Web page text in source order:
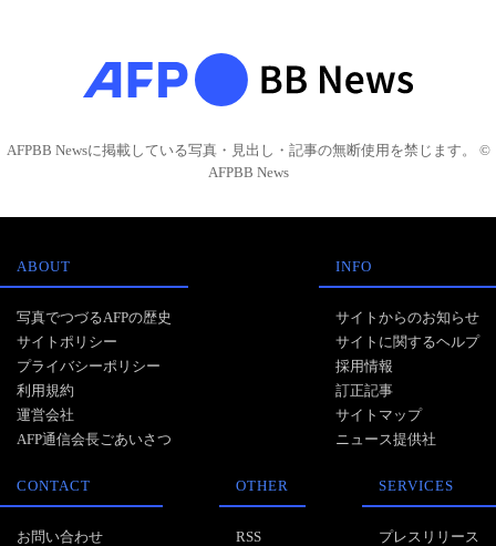
AFPBB Newsに掲載している写真・見出し・記事の無断使用を禁じます。 ©
AFPBB News
ABOUT
写真でつづるAFPの歴史
サイトポリシー
プライバシーポリシー
利用規約
運営会社
AFP通信会長ごあいさつ
INFO
サイトからのお知らせ
サイトに関するヘルプ
採用情報
訂正記事
サイトマップ
ニュース提供社
CONTACT
お問い合わせ
OTHER
RSS
SERVICES
プレスリリース